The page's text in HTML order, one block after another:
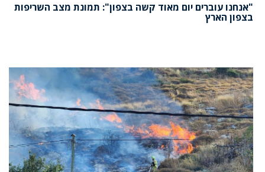
"אנחנו עוברים יום מאוד קשה בצפון": תמונת מצב השריפות
בצפון הארץ